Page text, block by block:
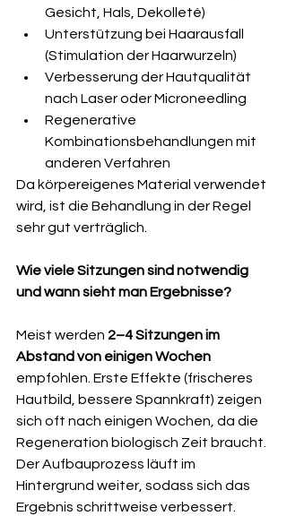
Gesicht, Hals, Dekolleté)
Unterstützung bei Haarausfall
(Stimulation der Haarwurzeln)
Verbesserung der Hautqualität
nach Laser oder Microneedling
Regenerative
Kombinationsbehandlungen mit
anderen Verfahren
Da körpereigenes Material verwendet
wird, ist die Behandlung in der Regel
sehr gut verträglich.
Wie viele Sitzungen sind notwendig
und wann sieht man Ergebnisse?
Meist werden 2–4 Sitzungen im
Abstand von einigen Wochen
empfohlen. Erste Effekte (frischeres
Hautbild, bessere Spannkraft) zeigen
sich oft nach einigen Wochen, da die
Regeneration biologisch Zeit braucht.
Der Aufbauprozess läuft im
Hintergrund weiter, sodass sich das
Ergebnis schrittweise verbessert.